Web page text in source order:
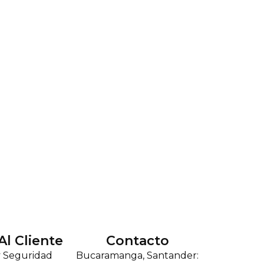
Cliente
Seguridad
Contacto
Bucaramanga, Santander: